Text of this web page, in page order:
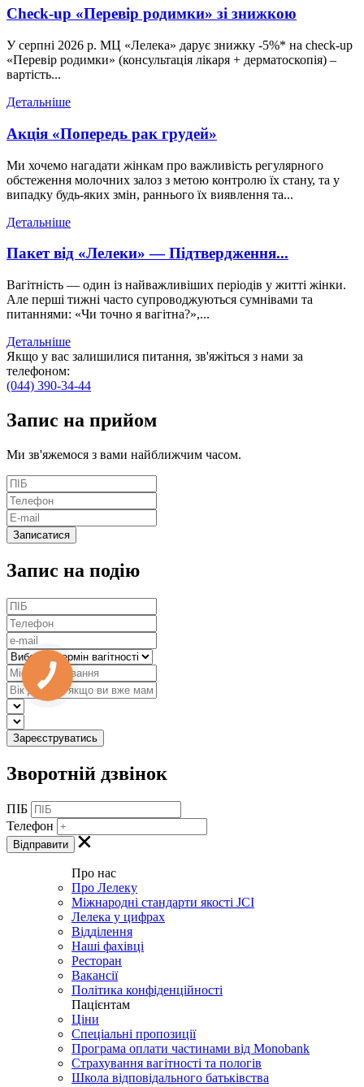
Check-up «Перевір родимки» зі знижкою
У серпні 2026 р. МЦ «Лелека» дарує знижку -5%* на check-up
«Перевір родимки» (консультація лікаря + дерматоскопія) –
вартість...
Детальніше
Акція «Попередь рак грудей»
Ми хочемо нагадати жінкам про важливість регулярного
обстеження молочних залоз з метою контролю їх стану, та у
випадку будь-яких змін, раннього їх виявлення та...
Детальніше
Пакет від «Лелеки» — Підтвердження...
Вагітність — один із найважливіших періодів у житті жінки.
Але перші тижні часто супроводжуються сумнівами та
питаннями: «Чи точно я вагітна?»,...
Детальніше
Якщо у вас залишилися питання, зв'яжіться з нами за
телефоном:
(044) 390-34-44
Запис на прийом
Ми зв'яжемося з вами найближчим часом.
Запис на подію
Зворотній дзвінок
ПІБ
Телефон
Про нас
Про Лелеку
Міжнародні стандарти якості JCI
Лелека у цифрах
Відділення
Наші фахівці
Ресторан
Вакансії
Політика конфіденційності
Пацієнтам
Ціни
Спеціальні пропозиції
Програма оплати частинами від Monobank
Страхування вагітності та пологів
Школа відповідального батьківства